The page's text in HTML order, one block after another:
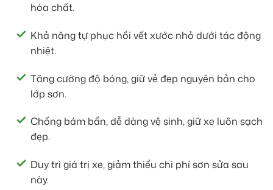
hóa chất.
Khả năng tự phục hồi vết xước nhỏ dưới tác động
nhiệt.
Tăng cường độ bóng, giữ vẻ đẹp nguyên bản cho
lớp sơn.
Chống bám bẩn, dễ dàng vệ sinh, giữ xe luôn sạch
đẹp.
Duy trì giá trị xe, giảm thiểu chi phí sơn sửa sau
này.